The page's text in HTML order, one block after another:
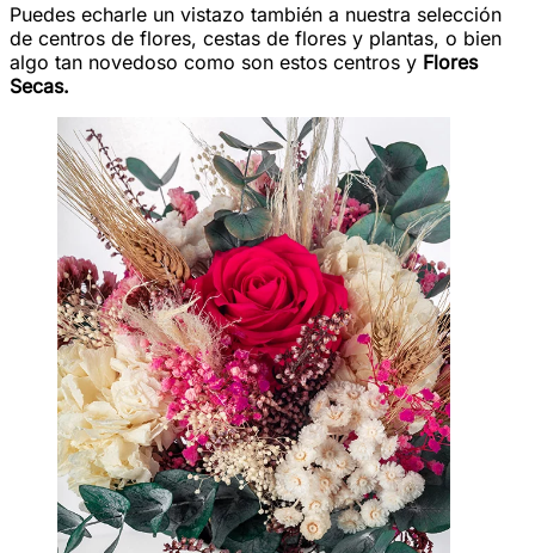
Puedes echarle un vistazo también a nuestra selección
de centros de flores, cestas de flores y plantas, o bien
algo tan novedoso como son estos centros y Flores
Secas.